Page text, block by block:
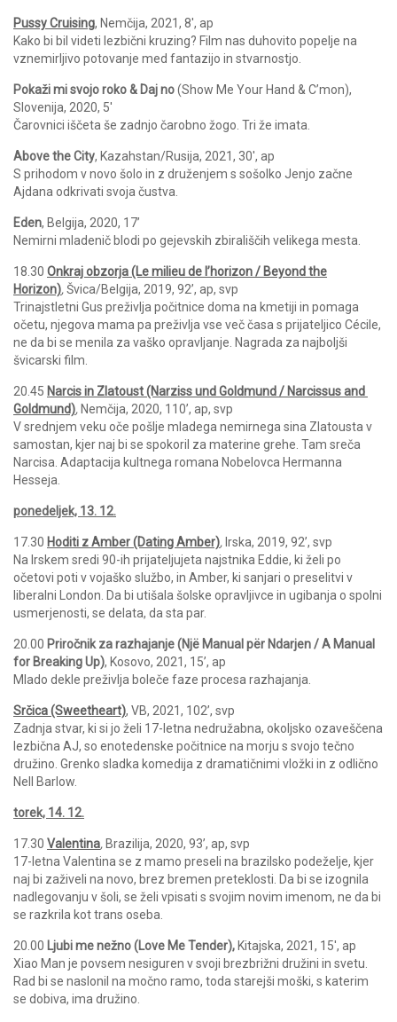
Pussy Cruising, Nemčija, 2021, 8′, ap
Kako bi bil videti lezbični kruzing? Film nas duhovito popelje na
vznemirljivo potovanje med fantazijo in stvarnostjo.
Pokaži mi svojo roko & Daj no(Show Me Your Hand & C’mon),
Slovenija, 2020, 5′
Čarovnici iščeta še zadnjo čarobno žogo. Tri že imata.
Above the City, Kazahstan/Rusija, 2021, 30′, ap
S prihodom v novo šolo in z druženjem s sošolko Jenjo začne
Ajdana odkrivati svoja čustva.
Eden, Belgija, 2020, 17’
Nemirni mladenič blodi po gejevskih zbirališčih velikega mesta.
18.30 Onkraj obzorja (Le milieu de l’horizon / Beyond the
Horizon),Švica/Belgija, 2019, 92’, ap, svp
Trinajstletni Gus preživlja počitnice doma na kmetiji in pomaga
očetu, njegova mama pa preživlja vse več časa s prijateljico Cécile,
ne da bi se menila za vaško opravljanje. Nagrada za najboljši
švicarski film.
20.45 Narcis in Zlatoust(Narziss und Goldmund / Narcissus and
Goldmund), Nemčija, 2020, 110’, ap, svp
V srednjem veku oče pošlje mladega nemirnega sina Zlatousta v
samostan, kjer naj bi se spokoril za materine grehe. Tam sreča
Narcisa. Adaptacija kultnega romana Nobelovca Hermanna
Hesseja.
ponedeljek, 13. 12.
17.30 Hoditi z Amber (Dating Amber), Irska, 2019, 92’, svp
Na Irskem sredi 90-ih prijateljujeta najstnika Eddie, ki želi po
očetovi poti v vojaško službo, in Amber, ki sanjari o preselitvi v
liberalni London. Da bi utišala šolske opravljivce in ugibanja o spolni
usmerjenosti, se delata, da sta par.
20.00 Priročnik za razhajanje (Një Manual për Ndarjen / A Manual
for Breaking Up), Kosovo, 2021, 15’, ap
Mlado dekle preživlja boleče faze procesa razhajanja.
Srčica (Sweetheart), VB, 2021, 102’, svp
Zadnja stvar, ki si jo želi 17-letna nedružabna, okoljsko ozaveščena
lezbična AJ, so enotedenske počitnice na morju s svojo tečno
družino. Grenko sladka komedija z dramatičnimi vložki in z odlično
Nell Barlow.
torek, 14. 12.
17.30 Valentina, Brazilija, 2020, 93’, ap, svp
17-letna Valentina se z mamo preseli na brazilsko podeželje, kjer
naj bi zaživeli na novo, brez bremen preteklosti. Da bi se izognila
nadlegovanju v šoli, se želi vpisati s svojim novim imenom, ne da bi
se razkrila kot trans oseba.
20.00 Ljubi me nežno (Love Me Tender), Kitajska, 2021, 15′, ap
Xiao Man je povsem nesiguren v svoji brezbrižni družini in svetu.
Rad bi se naslonil na močno ramo, toda starejši moški, s katerim
se dobiva, ima družino.